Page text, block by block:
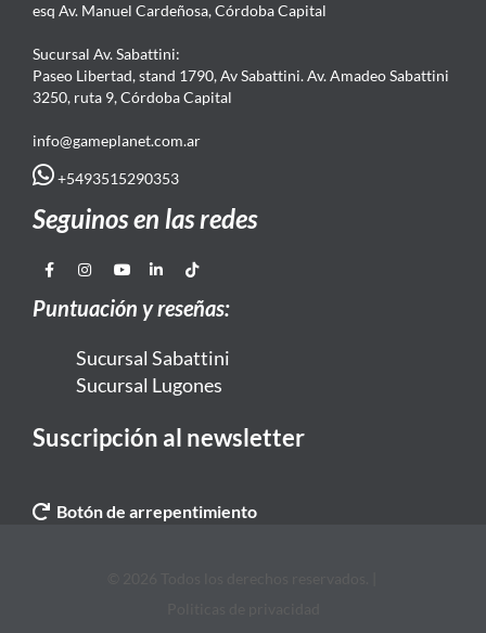
esq Av. Manuel Cardeñosa, Córdoba Capital
Sucursal Av. Sabattini:
Paseo Libertad, stand 1790, Av Sabattini. Av. Amadeo Sabattini
3250, ruta 9, Córdoba Capital
info@gameplanet.com.ar
+5493515290353
Seguinos en las redes
Puntuación y reseñas:
Sucursal Sabattini
Sucursal Lugones
Suscripción al newsletter
Botón de arrepentimiento